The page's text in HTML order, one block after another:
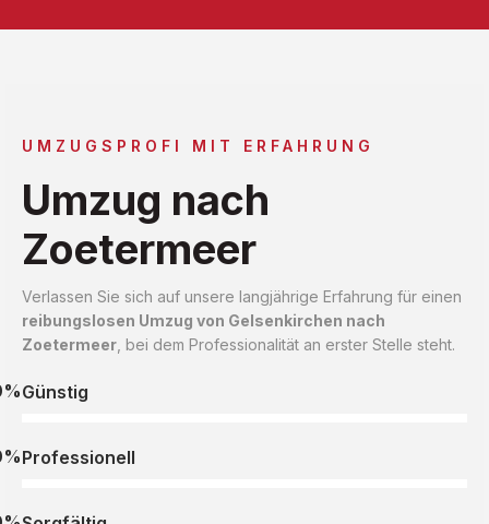
UMZUGSPROFI MIT ERFAHRUNG
Umzug nach
Zoetermeer
Verlassen Sie sich auf unsere langjährige Erfahrung für einen
reibungslosen Umzug von Gelsenkirchen nach
Zoetermeer , bei dem Professionalität an erster Stelle steht.
Günstig
Professionell